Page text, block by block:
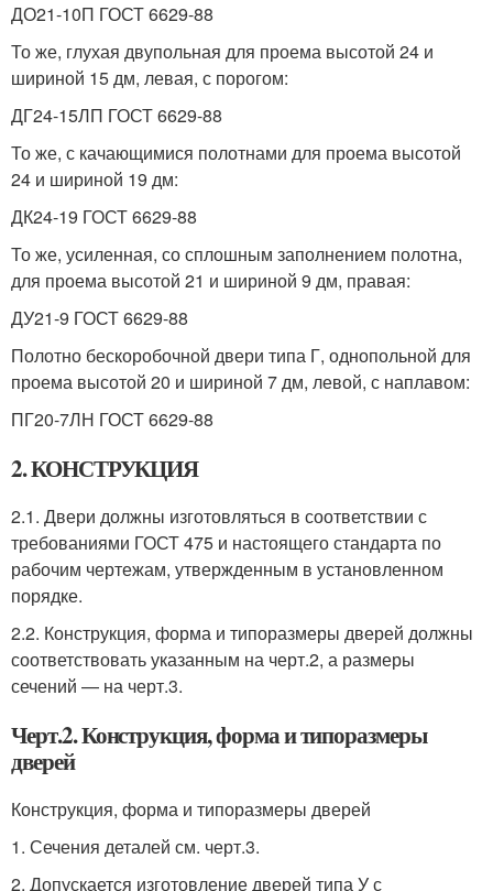
ДО21-10П ГОСТ 6629-88
То же, глухая двупольная для проема высотой 24 и
шириной 15 дм, левая, с порогом:
ДГ24-15ЛП ГОСТ 6629-88
То же, с качающимися полотнами для проема высотой
24 и шириной 19 дм:
ДК24-19 ГОСТ 6629-88
То же, усиленная, со сплошным заполнением полотна,
для проема высотой 21 и шириной 9 дм, правая:
ДУ21-9 ГОСТ 6629-88
Полотно бескоробочной двери типа Г, однопольной для
проема высотой 20 и шириной 7 дм, левой, с наплавом:
ПГ20-7ЛН ГОСТ 6629-88
2. КОНСТРУКЦИЯ
2.1. Двери должны изготовляться в соответствии с
требованиями ГОСТ 475 и настоящего стандарта по
рабочим чертежам, утвержденным в установленном
порядке.
2.2. Конструкция, форма и типоразмеры дверей должны
соответствовать указанным на черт.2, а размеры
сечений — на черт.3.
Черт.2. Конструкция, форма и типоразмеры
дверей
Конструкция, форма и типоразмеры дверей
1. Сечения деталей см. черт.3.
2. Допускается изготовление дверей типа У с